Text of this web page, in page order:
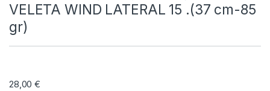
VELETA WIND LATERAL 15 .(37 cm-85
gr)
28,00€